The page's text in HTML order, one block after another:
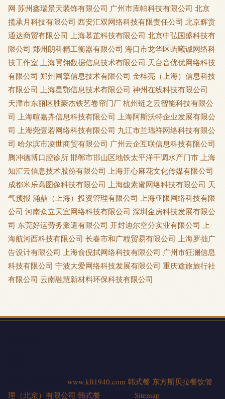
网 苏州鑫瑞景天装饰有限公司 广州市库帕科技有限公司 北京
揽承月科技有限公司 西安汇双网络科技有限责任公司 北京辉赏
通达商贸有限公司 上海慕芷科技有限公司 北京中弘国盛科技有
限公司 郑州朗科精工衡器有限公司 海口市龙华区屿曦诚网络科
技工作室 上海翼翎数据信息技术有限公司 天台音优优网络科技
有限公司 郑州网擎信息技术有限公司 金梓亮（上海）信息科技
有限公司 上海星鄂信息技术有限公司 神州在线科技有限公司
天津市东丽区胜豪杰铁艺卷帘门厂 杭州链之云智能科技有限公
司 上海暄嘉卉信息科技有限公司 上海阿斯沃特企业发展有限公
司 上海尧壹若网络科技有限公司 九江市兰瑞祥网络科技有限公
司 哈尔滨市凌世商贸有限公司 广州云企互联信息科技有限公司
腾冲德博口腔诊所 邯郸市邯山区地铁太平洋干调水产门市 上海
知汇云信息技术股份有限公司 上海开心麻花文化传媒有限公司
成都米乐高图像科技有限公司 上海馥素蜜网络科技有限公司 天
气预报 涌鼎（上海）投资管理有限公司 上海亚限网络科技有限
公司 河南众立天宜网络科技有限公司 深圳金房科技发展有限公
司 东莞好运劳务派遣有限公司 开封迪尔空分实业有限公司 上
海航河酉科技有限公司 长春市和广程贸易有限公司 上海罗拙广
告设计有限公司 上海俞倪拭网络科技有限公司 广州市狂澜信息
科技有限公司 宁波大爱网络科技发展有限公司 重庆途旅旅行社
有限公司 云南融慧新材料环保科技有限公司
www.kft1940.com 韩式餐 东方斯贝拉餐饮管
理（北京）有限公司 韩式餐 Sitemap